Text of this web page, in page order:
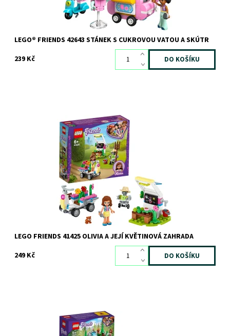
LEGO® FRIENDS 42643 STÁNEK S CUKROVOU VATOU A SKÚTR
239 Kč
Zábava s rostlinami pro malé botaniky
Skladem>3 ks
8021
LEGO
LEGO FRIENDS 41425 OLIVIA A JEJÍ KVĚTINOVÁ ZAHRADA
249 Kč
Skvělá stavebnice pro malé objevitelky